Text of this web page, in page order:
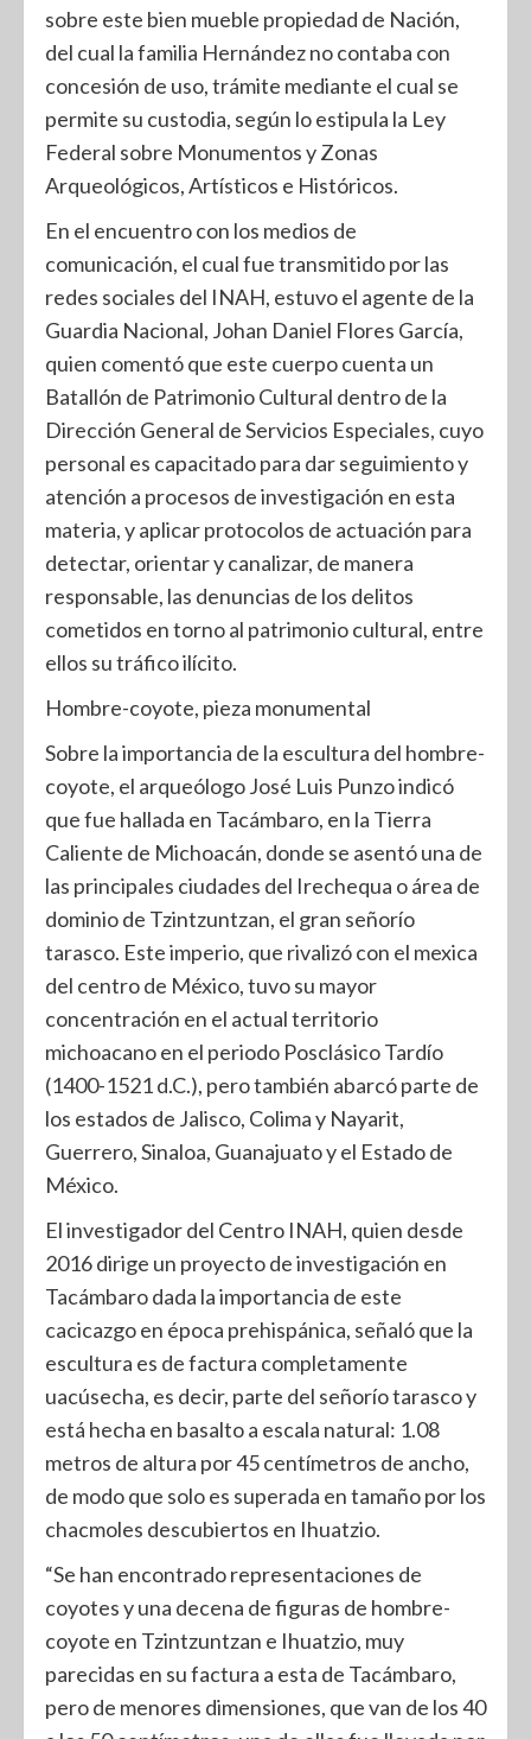
sobre este bien mueble propiedad de Nación,
del cual la familia Hernández no contaba con
concesión de uso, trámite mediante el cual se
permite su custodia, según lo estipula la Ley
Federal sobre Monumentos y Zonas
Arqueológicos, Artísticos e Históricos.
En el encuentro con los medios de
comunicación, el cual fue transmitido por las
redes sociales del INAH, estuvo el agente de la
Guardia Nacional, Johan Daniel Flores García,
quien comentó que este cuerpo cuenta un
Batallón de Patrimonio Cultural dentro de la
Dirección General de Servicios Especiales, cuyo
personal es capacitado para dar seguimiento y
atención a procesos de investigación en esta
materia, y aplicar protocolos de actuación para
detectar, orientar y canalizar, de manera
responsable, las denuncias de los delitos
cometidos en torno al patrimonio cultural, entre
ellos su tráfico ilícito.
Hombre-coyote, pieza monumental
Sobre la importancia de la escultura del hombre-
coyote, el arqueólogo José Luis Punzo indicó
que fue hallada en Tacámbaro, en la Tierra
Caliente de Michoacán, donde se asentó una de
las principales ciudades del Irechequa o área de
dominio de Tzintzuntzan, el gran señorío
tarasco. Este imperio, que rivalizó con el mexica
del centro de México, tuvo su mayor
concentración en el actual territorio
michoacano en el periodo Posclásico Tardío
(1400-1521 d.C.), pero también abarcó parte de
los estados de Jalisco, Colima y Nayarit,
Guerrero, Sinaloa, Guanajuato y el Estado de
México.
El investigador del Centro INAH, quien desde
2016 dirige un proyecto de investigación en
Tacámbaro dada la importancia de este
cacicazgo en época prehispánica, señaló que la
escultura es de factura completamente
uacúsecha, es decir, parte del señorío tarasco y
está hecha en basalto a escala natural: 1.08
metros de altura por 45 centímetros de ancho,
de modo que solo es superada en tamaño por los
chacmoles descubiertos en Ihuatzio.
“Se han encontrado representaciones de
coyotes y una decena de figuras de hombre-
coyote en Tzintzuntzan e Ihuatzio, muy
parecidas en su factura a esta de Tacámbaro,
pero de menores dimensiones, que van de los 40